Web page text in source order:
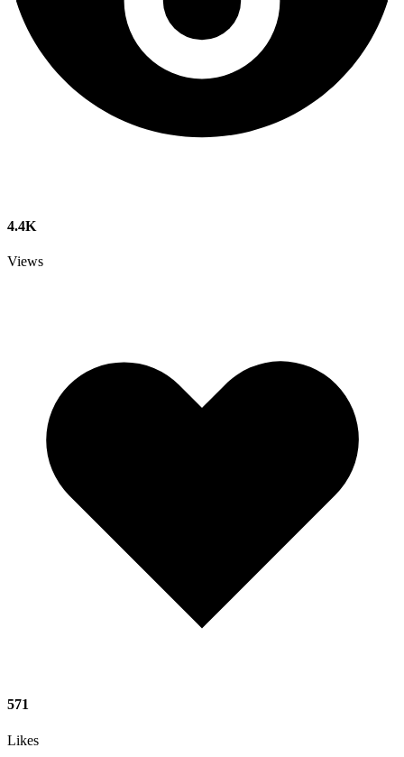
4.4K
Views
571
Likes